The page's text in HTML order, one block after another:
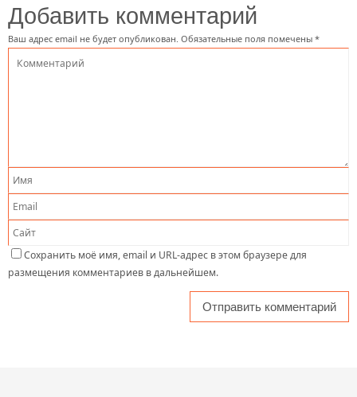
Добавить комментарий
Ваш адрес email не будет опубликован. Обязательные поля помечены *
Сохранить моё имя, email и URL-адрес в этом браузере для
размещения комментариев в дальнейшем.